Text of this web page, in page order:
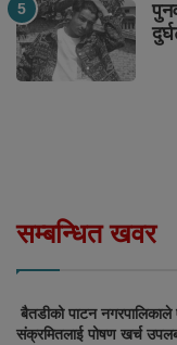
सम्बन्धित खवर
बैतडीको पाटन
संक्रमितलाई पोषण खर्च